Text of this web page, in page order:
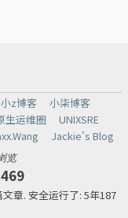
小z博客
小柒博客
生运维圈
UNIXSRE
Jackie's Blog
览
章. 安全运行了: 5年187